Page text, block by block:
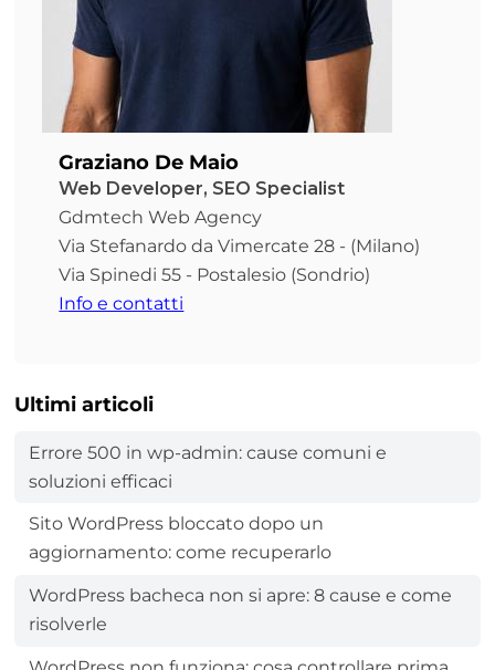
Graziano De Maio
Web Developer, SEO Specialist
Gdmtech Web Agency
Via Stefanardo da Vimercate 28 - (Milano)
Via Spinedi 55 - Postalesio (Sondrio)
Info e contatti
Ultimi articoli
Errore 500 in wp-admin: cause comuni e
soluzioni efficaci
Sito WordPress bloccato dopo un
aggiornamento: come recuperarlo
WordPress bacheca non si apre: 8 cause e come
risolverle